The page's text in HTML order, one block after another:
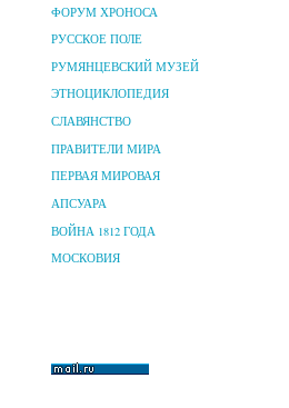
ФОРУМ ХРОНОСА
РУССКОЕ ПОЛЕ
РУМЯНЦЕВСКИЙ МУЗЕЙ
ЭТНОЦИКЛОПЕДИЯ
СЛАВЯНСТВО
ПРАВИТЕЛИ МИРА
ПЕРВАЯ МИРОВАЯ
АПСУАРА
ВОЙНА 1812 ГОДА
МОСКОВИЯ